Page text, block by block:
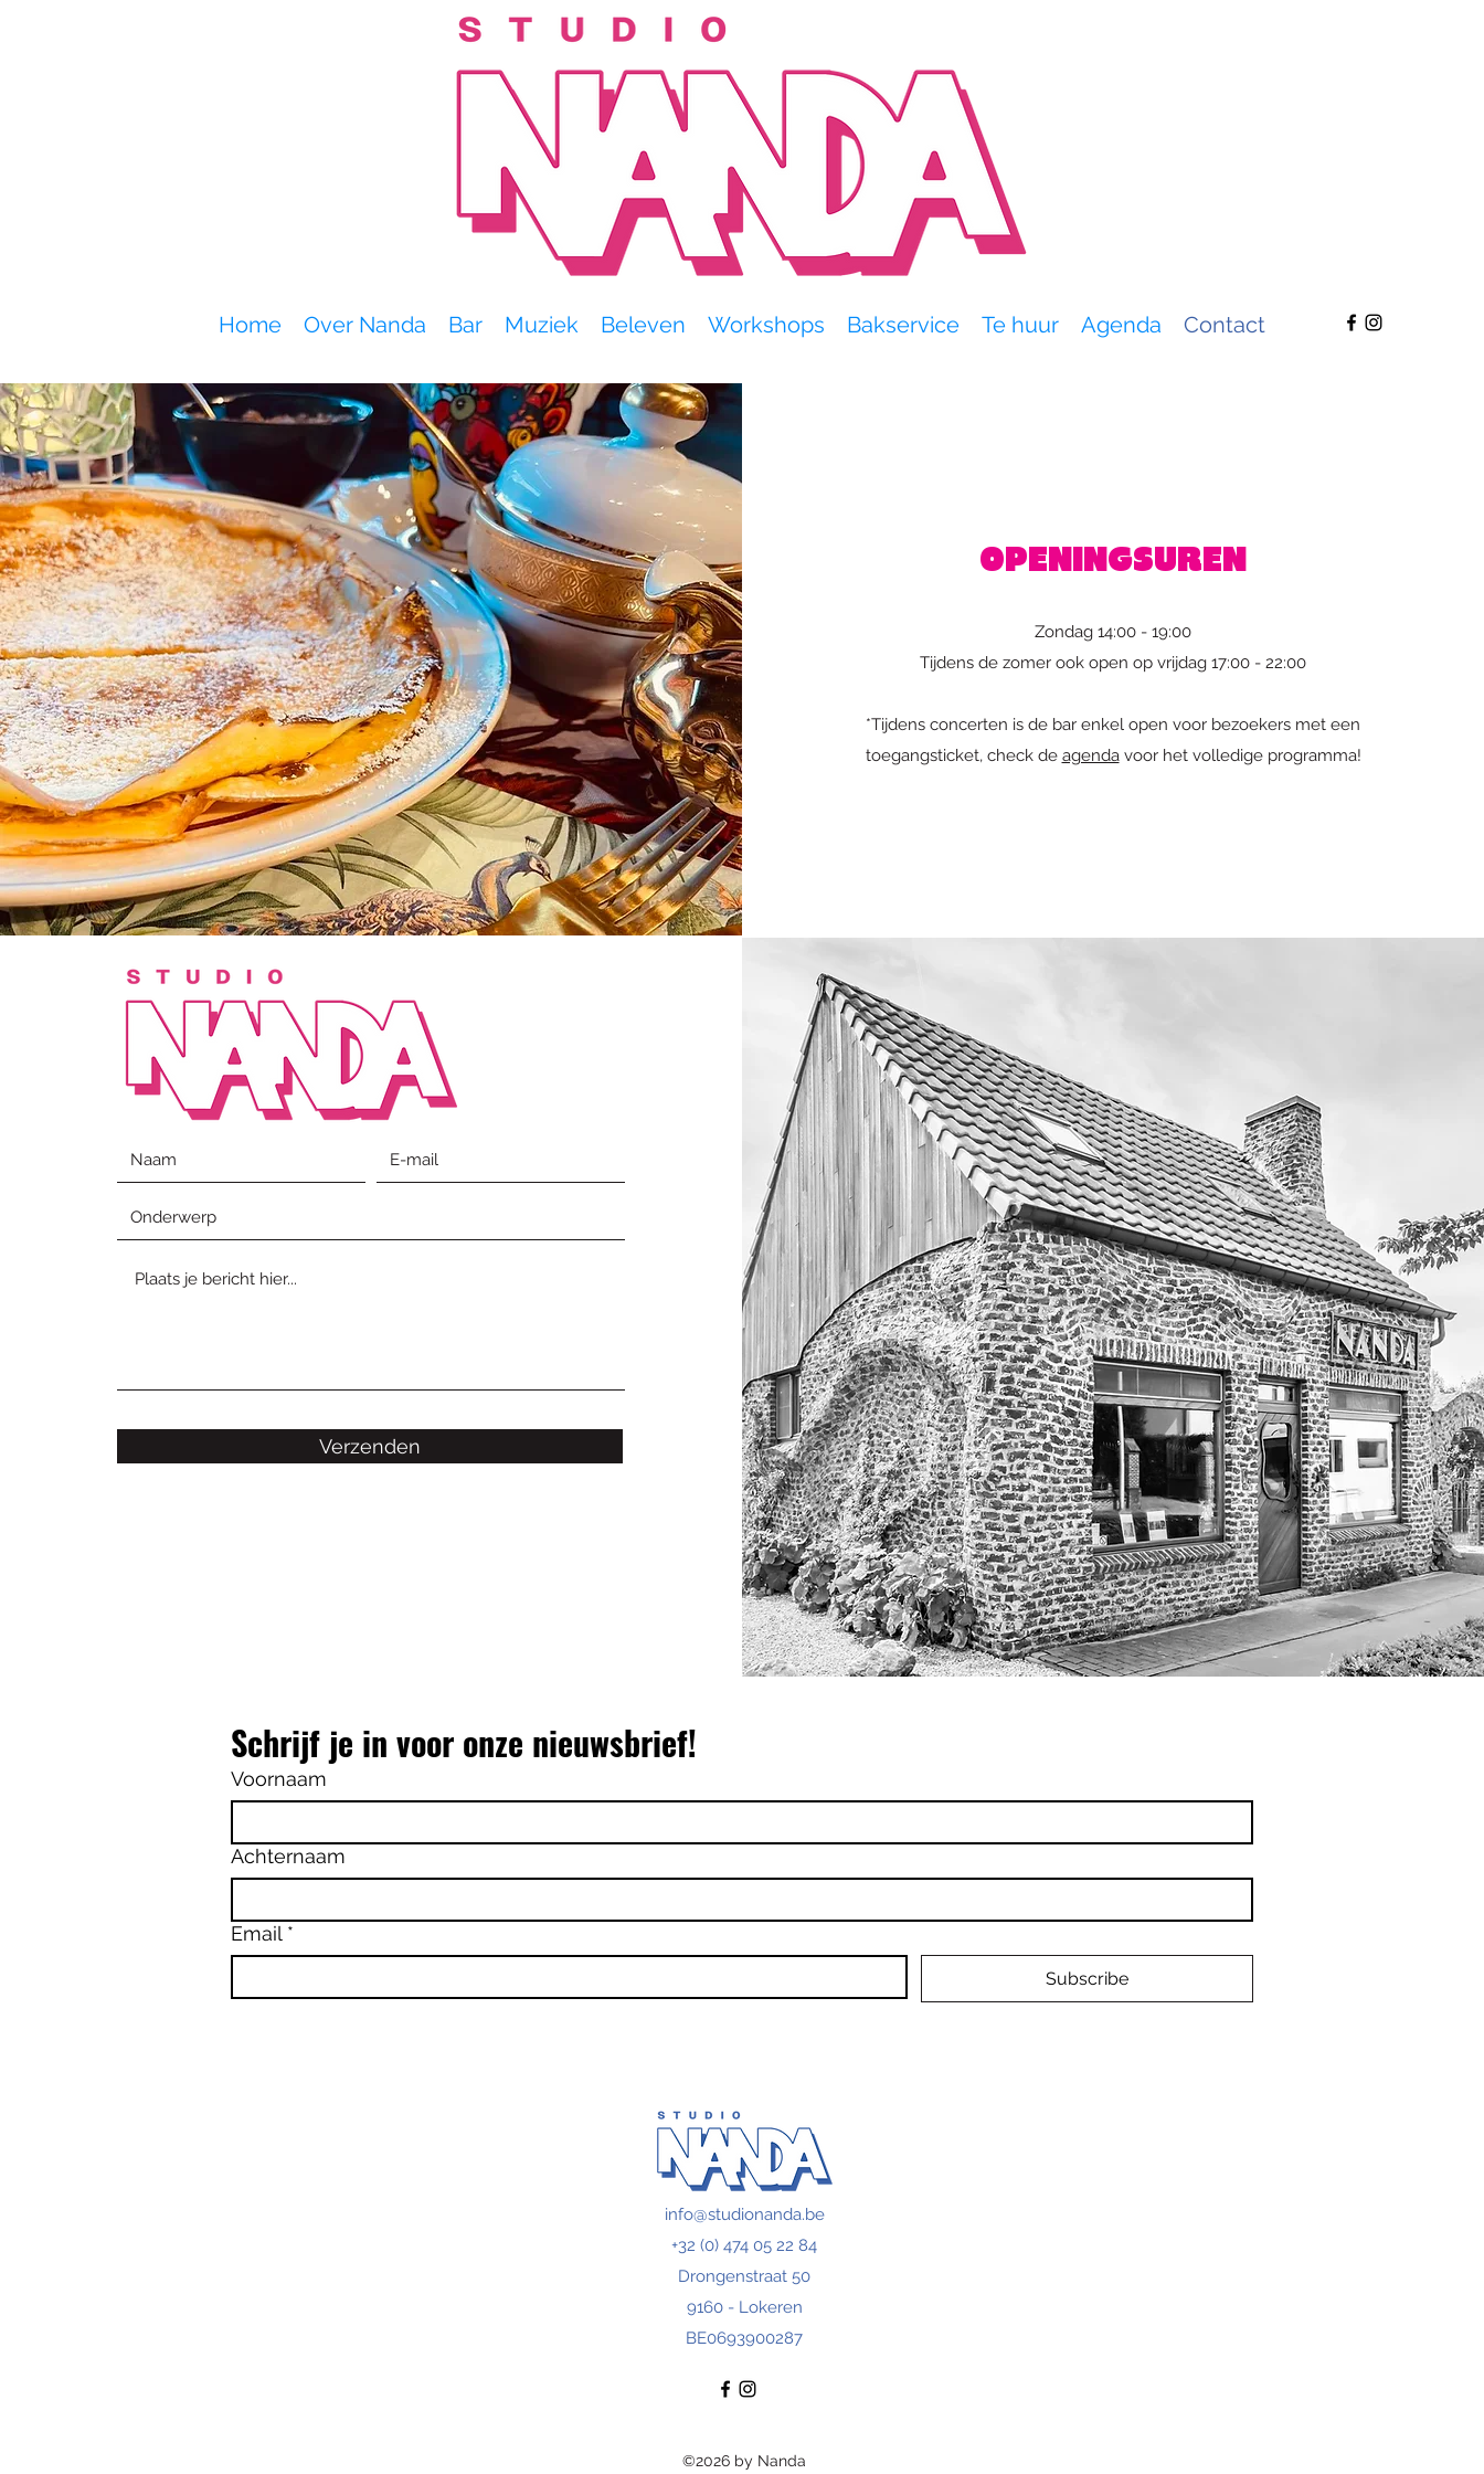
Home Over Nanda Bar Muziek Beleven Workshops Bakservice Te huur Agenda Contact
OPENINGSUREN
Zondag 14:00 - 19:00
Tijdens de zomer ook open op vrijdag 17:00 - 22:00
*Tijdens concerten is de bar enkel open voor bezoekers met een
toegangsticket, check de agendavoor het volledige programma!
Verzenden
Schrijf je in voor onze nieuwsbrief!
Voornaam
Achternaam
Email *
Subscribe
info@studionanda.be
+32 (0) 474 05 22 84
Drongenstraat 50
9160 - Lokeren
BE0693900287
©2026 by Nanda